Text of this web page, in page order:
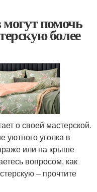
могут помочь
более
о своей мастерской.
уголка в
или на крыше
вопросом, как
– прочтите